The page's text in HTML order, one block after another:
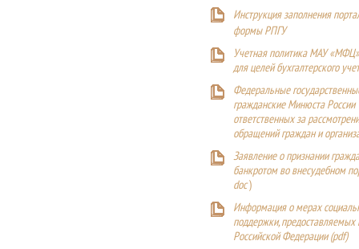
Инструкция заполнения
формы РПГУ
Учетная политика МАУ
для целей бухгалтерского
Федеральные
гражданские Минюста России
ответственных за
обращений граждан и
Заявление о признании
банкротом во внесудебном
doc)
Информация о мерах
поддержки,
Российской Федерации (pdf)